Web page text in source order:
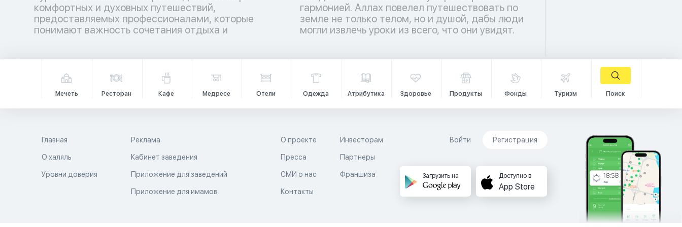
комфортных и духовных путешествий,
предоставляемых профессионалами, которые
понимают важность сочетания отдыха и
гармонией. Аллах повелел путешествовать по
земле не только телом, но и душой, дабы люди
могли извлечь уроки из всего, что они увидят.
Мечеть Ресторан Кафе Медресе Отели Одежда Атрибутика Здоровье Продукты Фонды Туризм Поиск
Главная
О халяль
Уровни доверия
Реклама
Кабинет заведения
Приложение для заведений
Приложение для имамов
О проекте
Пресса
СМИ о нас
Контакты
Инвесторам
Партнеры
Франшиза
Войти Регистрация
Загрузить на Доступно в
App Store